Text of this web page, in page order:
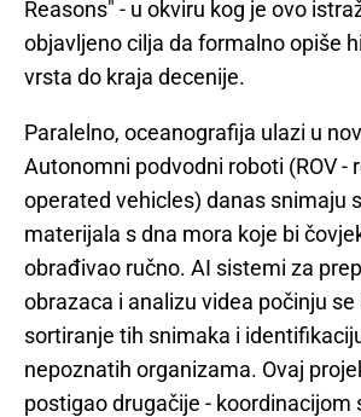
Reasons" - u okviru kog je ovo
objavljeno cilja da formalno opiše
vrsta do kraja decenije.
Paralelno, oceanografija ulazi u
Autonomni podvodni roboti (ROV -
operated vehicles) danas snimaju
materijala s dna mora koje bi
obrađivao ručno. AI sistemi za
obrazaca i analizu videa počinju
sortiranje tih snimaka i
nepoznatih organizama. Ovaj
postigao drugačije - koordinacijom